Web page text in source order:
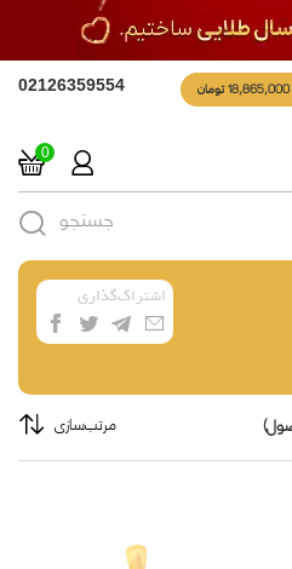
02126359554
0
جستجو
اشتراک‌گذاری
مرتب‌سازی